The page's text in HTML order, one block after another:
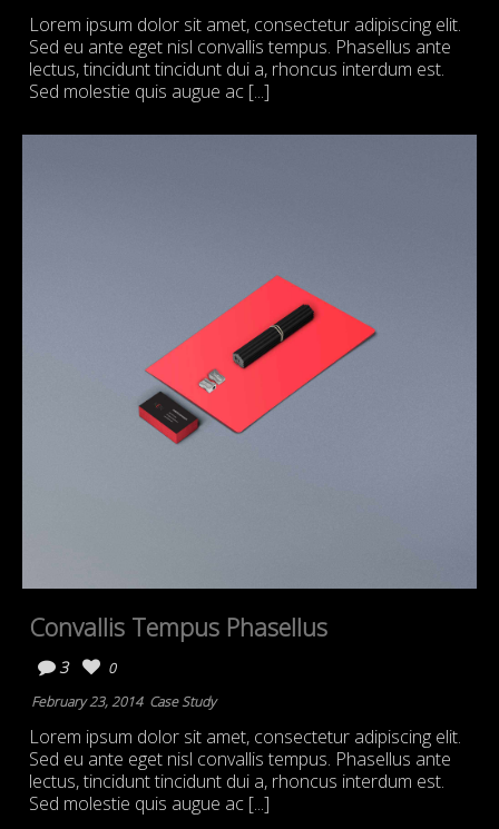
Lorem ipsum dolor sit amet, consectetur adipiscing elit.
Sed eu ante eget nisl convallis tempus. Phasellus ante
lectus, tincidunt tincidunt dui a, rhoncus interdum est.
Sed molestie quis augue ac [...]
Convallis Tempus Phasellus
3
0
February 23, 2014 Case Study
Lorem ipsum dolor sit amet, consectetur adipiscing elit.
Sed eu ante eget nisl convallis tempus. Phasellus ante
lectus, tincidunt tincidunt dui a, rhoncus interdum est.
Sed molestie quis augue ac [...]